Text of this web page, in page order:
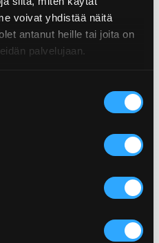
voivat yhdistää näitä
antanut heille tai joita on
palvelujaan.
suoraan
jäähdytys
lyhyiden ja